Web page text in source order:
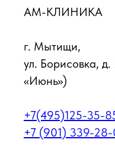
АМ-КЛИНИКА
г. Мытищи,
ул. Борисовка,
«Июнь»)
+7(495)125-35-
+7 (901) 339-28-